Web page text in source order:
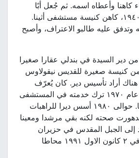
وأعطاه اسمه. ثم جُعل أبًا
روحيا وصار، سنة ١٩٤٠، كاهن كنيسة مستشفى أثينا.
عليه طالبو الاعتراف، وأصبح
من دير السيدة في بندلي عقارا صغيرا
كنيسة صغيرة للقديس نيقولاوس
أراد تأسيس دير. كان يُعرّف
ويرشد كل الوقت. عام ١٩٧٠ ترك خدمته في المستشفى
واستقر في كاليسيا. حوالى ١٩٨٠ أسس ديرا للراهبات
صحته لكنه بقي مرشدا ومعينا
الجبل المقدس في حزيران
١٩٩١، وهناك رقد في ٢ كانون الاول ١٩٩١ محاطا